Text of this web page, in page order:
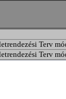
Terv
Terv